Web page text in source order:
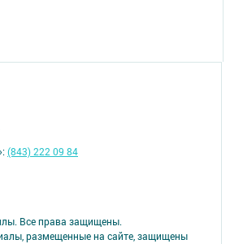
Все права защищены.
размещенные на сайте, защищены
(843) 222 09 84